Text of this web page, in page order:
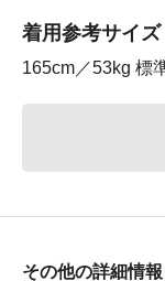
着用参考サイズ
165cm／53kg 標
その他の詳細情